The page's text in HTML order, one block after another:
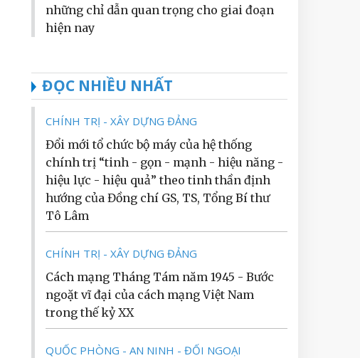
những chỉ dẫn quan trọng cho giai đoạn
hiện nay
ĐỌC NHIỀU NHẤT
CHÍNH TRỊ - XÂY DỰNG ĐẢNG
Đổi mới tổ chức bộ máy của hệ thống
chính trị “tinh - gọn - mạnh - hiệu năng -
hiệu lực - hiệu quả” theo tinh thần định
hướng của Đồng chí GS, TS, Tổng Bí thư
Tô Lâm
CHÍNH TRỊ - XÂY DỰNG ĐẢNG
Cách mạng Tháng Tám năm 1945 - Bước
ngoặt vĩ đại của cách mạng Việt Nam
trong thế kỷ XX
QUỐC PHÒNG - AN NINH - ĐỐI NGOẠI